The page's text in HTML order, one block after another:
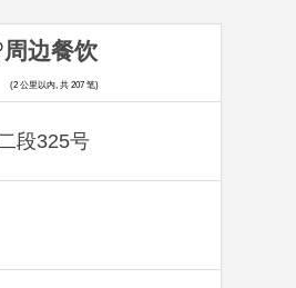
段325号
周边餐饮
(2 公里以内, 共 207 笔)